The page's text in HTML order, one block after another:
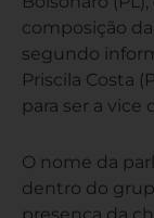
composição
segundo
Priscila Costa
para ser a vice
O nome da
dentro do